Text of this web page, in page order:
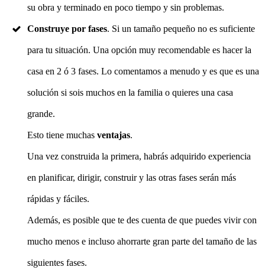
su obra y terminado en poco tiempo y sin problemas.
Construye por fases. Si un tamaño pequeño no es suficiente
para tu situación. Una opción muy recomendable es hacer la
casa en 2 ó 3 fases. Lo comentamos a menudo y es que es una
solución si sois muchos en la familia o quieres una casa
grande.
Esto tiene muchas ventajas.
Una vez construida la primera, habrás adquirido experiencia
en planificar, dirigir, construir y las otras fases serán más
rápidas y fáciles.
Además, es posible que te des cuenta de que puedes vivir con
mucho menos e incluso ahorrarte gran parte del tamaño de las
siguientes fases.